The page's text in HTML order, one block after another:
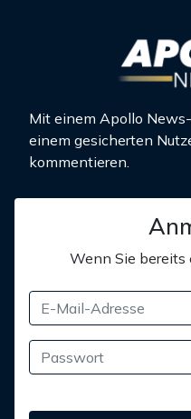
Mit einem Apollo
einem gesicherten
kommentieren.
Wenn Sie bereits